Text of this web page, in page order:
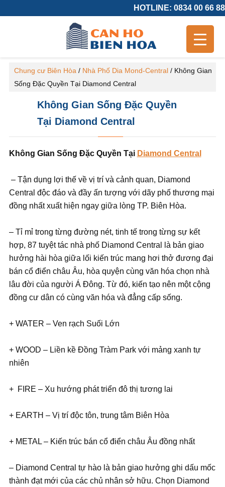
HOTLINE: 0834 00 66 88
Chung cư Biên Hòa / Nhà Phố Dia Mond-Central/ Không Gian
Sống Đặc Quyền Tại Diamond Central
Không Gian Sống Đặc Quyền
Tại Diamond Central
Không Gian Sống Đặc Quyền Tại Diamond Central
– Tận dụng lợi thế về vị trí và cảnh quan, Diamond
Central độc đáo và đầy ấn tượng với dãy phố thương mại
đồng nhất xuất hiện ngay giữa lòng TP. Biên Hòa.
– Tỉ mỉ trong từng đường nét, tinh tế trong từng sự kết
hợp, 87 tuyệt tác nhà phố Diamond Central là bản giao
hưởng hài hòa giữa lối kiến trúc mang hơi thở đương đại
bán cổ điển châu Âu, hòa quyện cùng văn hóa chọn nhà
lâu đời của người Á Đông. Từ đó, kiến tạo nên một cộng
đồng cư dân có cùng văn hóa và đẳng cấp sống.
+ WATER – Ven rạch Suối Lớn
+ WOOD – Liền kề Đồng Tràm Park với mảng xanh tự
nhiên
+ FIRE – Xu hướng phát triển đô thị tương lai
+ EARTH – Vị trí độc tôn, trung tâm Biên Hòa
+ METAL – Kiến trúc bán cổ điển châu Âu đồng nhất
– Diamond Central tự hào là bản giao hưởng ghi dấu mốc
thành đạt mới của các chủ nhân sở hữu. Chọn Diamond